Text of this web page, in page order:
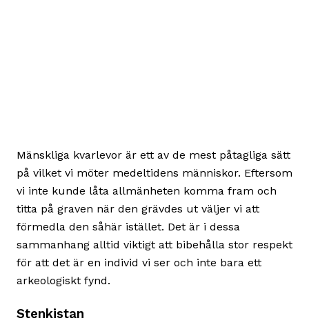
Mänskliga kvarlevor är ett av de mest påtagliga sätt
på vilket vi möter medeltidens människor. Eftersom
vi inte kunde låta allmänheten komma fram och
titta på graven när den grävdes ut väljer vi att
förmedla den såhär istället. Det är i dessa
sammanhang alltid viktigt att bibehålla stor respekt
för att det är en individ vi ser och inte bara ett
arkeologiskt fynd.
Stenkistan